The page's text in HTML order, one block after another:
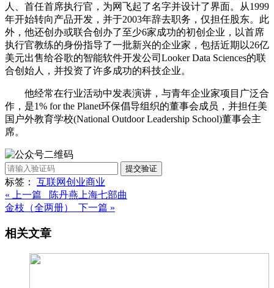
人、首任首席执行官，为网飞起了名字并设计了界面。从1999
年开始转向产品开发，并于2003年辞去职务，仅担任股东。此
外，他还创办或联合创办了至少6家成功的初创企业，以首席
执行官教练的身份指导了一批新兴的企业家，包括近期以26亿
美元出售给谷歌的智能软件开发公司Looker Data Sciences的联
合创始人，并投资了许多成功的科技企业。
他经常在行业活动中发表演讲，与青年企业家项目广泛合
作，是1% for the Planet环保倡导组织的董事会成员，并担任美
国户外教育学校(National Outdoor Leadership School)董事会主
席。
提交验证
标签： 互联网创业商业
« 上一篇 陈丹燕上海七部曲
金枝（全两册） 下一篇 »
相关文章